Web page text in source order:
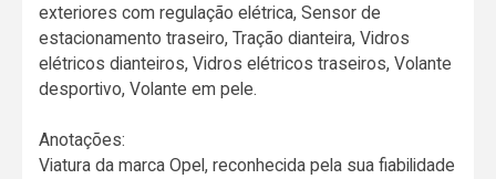
exteriores com regulação elétrica, Sensor de
estacionamento traseiro, Tração dianteira, Vidros
elétricos dianteiros, Vidros elétricos traseiros, Volante
desportivo, Volante em pele.
Anotações:
Viatura da marca Opel, reconhecida pela sua fiabilidade